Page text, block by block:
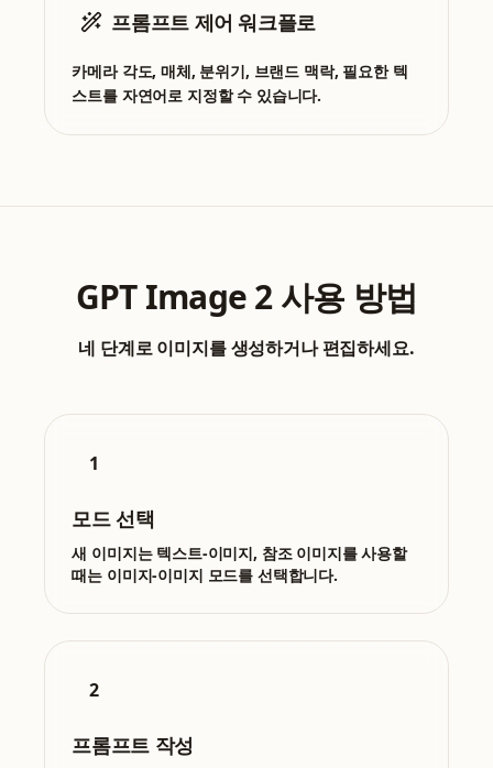
프롬프트 제어 워크플로
카메라 각도, 매체, 분위기, 브랜드 맥락, 필요한 텍
스트를 자연어로 지정할 수 있습니다.
GPT Image 2 사용 방법
네 단계로 이미지를 생성하거나 편집하세요.
1
모드 선택
새 이미지는 텍스트-이미지, 참조 이미지를 사용할
때는 이미지-이미지 모드를 선택합니다.
2
프롬프트 작성